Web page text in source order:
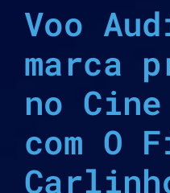
Voo
marca
no Cine
com O